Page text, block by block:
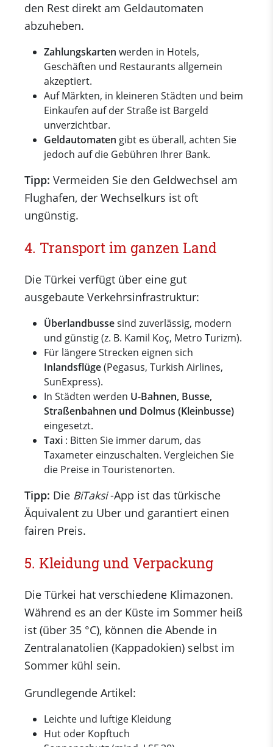
den Rest direkt am Geldautomaten
abzuheben.
Zahlungskarten werden in Hotels,
Geschäften und Restaurants allgemein
akzeptiert.
Auf Märkten, in kleineren Städten und beim
Einkaufen auf der Straße ist Bargeld
unverzichtbar.
Geldautomaten gibt es überall, achten Sie
jedoch auf die Gebühren Ihrer Bank.
Tipp: Vermeiden Sie den Geldwechsel am
Flughafen, der Wechselkurs ist oft
ungünstig.
4. Transport im ganzen Land
Die Türkei verfügt über eine gut
ausgebaute Verkehrsinfrastruktur:
Überlandbussesind zuverlässig, modern
und günstig (z. B. Kamil Koç, Metro Turizm).
Für längere Strecken eignen sich
Inlandsflüge(Pegasus, Turkish Airlines,
SunExpress).
In Städten werden U-Bahnen, Busse,
Straßenbahnen und Dolmus (Kleinbusse)
eingesetzt.
Taxi : Bitten Sie immer darum, das
Taxameter einzuschalten. Vergleichen Sie
die Preise in Touristenorten.
Tipp: Die BiTaksi-App ist das türkische
Äquivalent zu Uber und garantiert einen
fairen Preis.
5. Kleidung und Verpackung
Die Türkei hat verschiedene Klimazonen.
Während es an der Küste im Sommer heiß
ist (über 35 °C), können die Abende in
Zentralanatolien (Kappadokien) selbst im
Sommer kühl sein.
Grundlegende Artikel:
Leichte und luftige Kleidung
Hut oder Kopftuch